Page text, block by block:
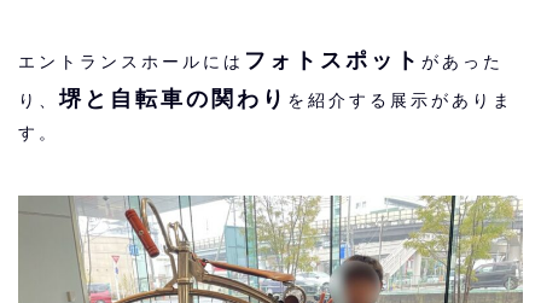
エントランスホールには フォトスポット があった
り、堺と自転車の関わり を紹介する展示がありま
す。